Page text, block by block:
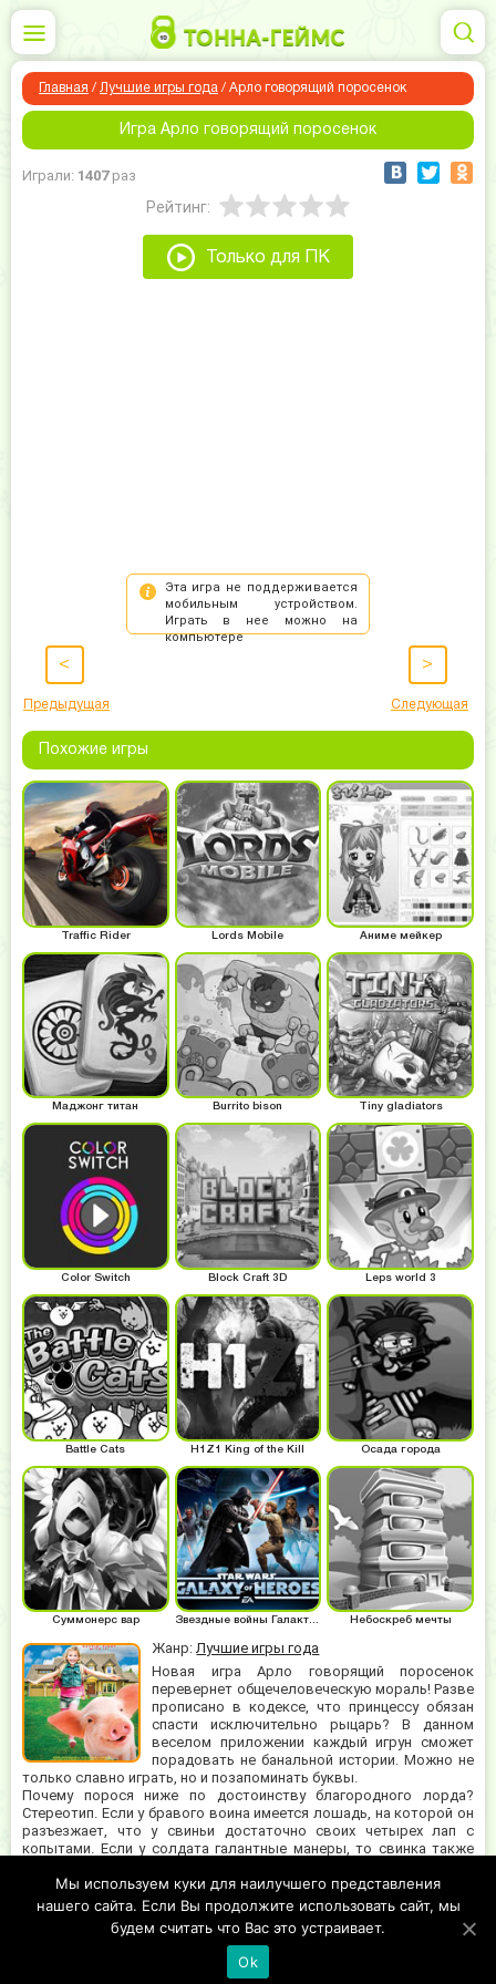
Главная / Лучшие игры года / Арло говорящий поросенок
Игра Арло говорящий поросенок
Играли: 1407раз
Рейтинг:
Только для ПК
<
Предыдущая
>
Следующая
Жанр:Лучшие игры года
Новая игра Арло говорящий поросенок
перевернет общечеловеческую мораль! Разве
прописано в кодексе, что принцессу обязан
спасти исключительно рыцарь? В данном
веселом приложении каждый игрун сможет
порадовать не банальной истории. Можно не
только славно играть, но и позапоминать буквы.
Почему порося ниже по достоинству благородного лорда?
Стереотип. Если у бравого воина имеется лошадь, на которой он
разъезжает, что у свиньи достаточно своих четырех лап с
копытами. Если у солдата галантные манеры, то свинка также
Посмотрите мультик 2016 года, чтобы убедиться в правдивости
озвученных мыслей. Малыш развивается, улучшая навык письма
и чтения. Без умения читать и писать, красавицу не отыскать.
Похожие игры
Traffic Rider Lords Mobile Аниме мейкер
Маджонг титан Burrito bison Tiny gladiators
Color Switch Block Craft 3D Leps world 3
Battle Cats H1Z1 King of the Kill Осада города
Суммонерс вар Звездные войны Галактика героев Небоскреб мечты
Мы используем куки для наилучшего представления
нашего сайта. Если Вы продолжите использовать сайт, мы
будем считать что Вас это устраивает.
Ok